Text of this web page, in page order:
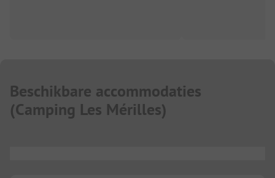
Beschikbare accommodaties
(Camping Les Mérilles)